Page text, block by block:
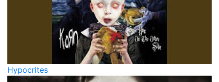
Hypocrites